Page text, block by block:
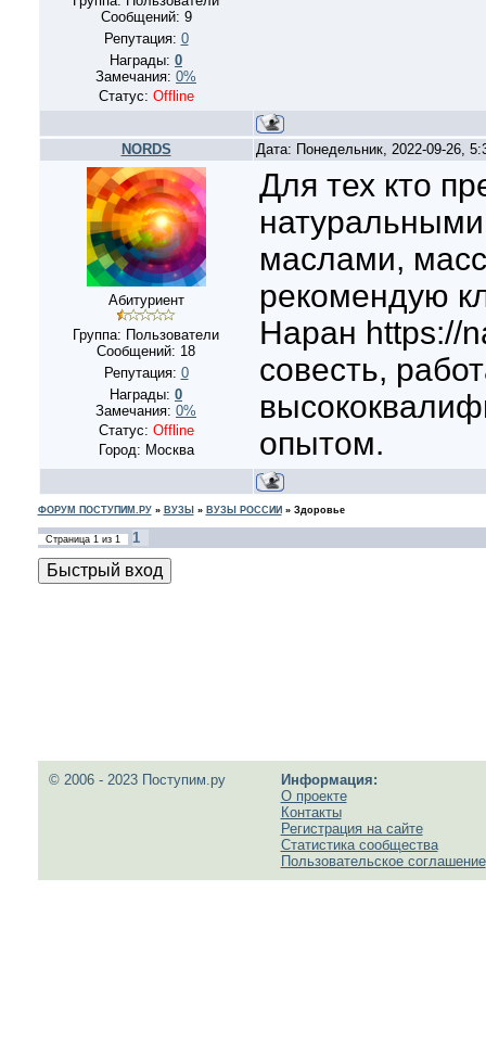
Сообщений: 9
Репутация: 0
Награды: 0
Замечания: 0%
Статус: Offline
NORDS Дата: Понедельник, 2022-09-26,
Абитуриент
Группа: Пользователи
Сообщений: 18
Репутация: 0
Награды: 0
Замечания: 0%
Статус: Offline
Город: Москва
Для тех кто
маслами,
рекомендую
Наран https://
совесть,
опытом.
ФОРУМ ПОСТУПИМ.РУ» ВУЗЫ » ВУЗЫ РОССИИ » Здоровье
Страница 1из 1 1
© 2006 - 2023 Поступим.ру
Информация:
О проекте
Контакты
Регистрация на сайте
Статистика сообщества
Пользовательское соглашение